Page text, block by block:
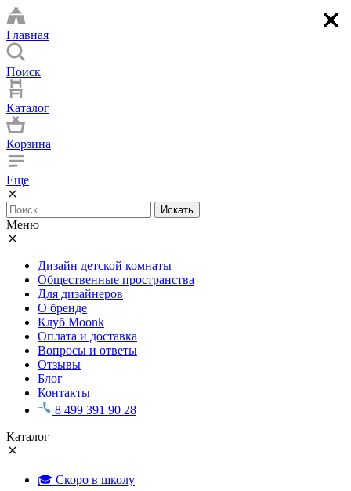
Главная
Поиск
Каталог
Корзина
Еще
Искать
Меню
Дизайн детской комнаты
Общественные пространства
Для дизайнеров
О бренде
Клуб Moonk
Оплата и доставка
Вопросы и ответы
Отзывы
Блог
Контакты
8 499 391 90 28
Каталог
🎓 Скоро в школу
×
×
×
×